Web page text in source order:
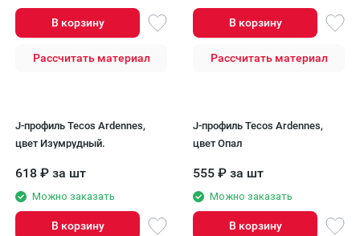
В корзину
Рассчитать материал
В корзину
Рассчитать материал
J-профиль Tecos Ardennes,
цвет Изумрудный.
618 ₽ за шт
Можно заказать
В корзину
J-профиль Tecos Ardennes,
цвет Опал
555 ₽ за шт
Можно заказать
В корзину